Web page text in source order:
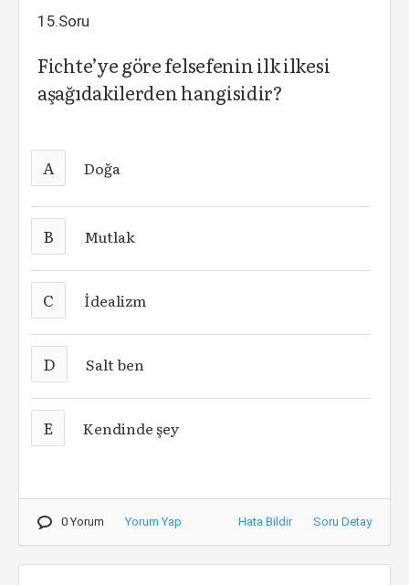
15.Soru
Fichte’ye göre felsefenin ilk ilkesi
aşağıdakilerden hangisidir?
A Doğa
B Mutlak
C İdealizm
D Salt ben
E Kendinde şey
0 Yorum Yorum Yap Hata Bildir Soru Detay